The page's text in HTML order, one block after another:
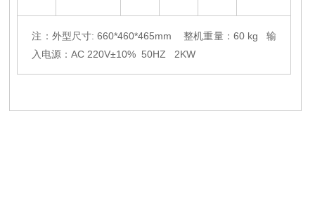
注：外型尺寸: 660*460*465mm 整机重量：60 kg 输
入电源：AC 220V±10% 50HZ 2KW